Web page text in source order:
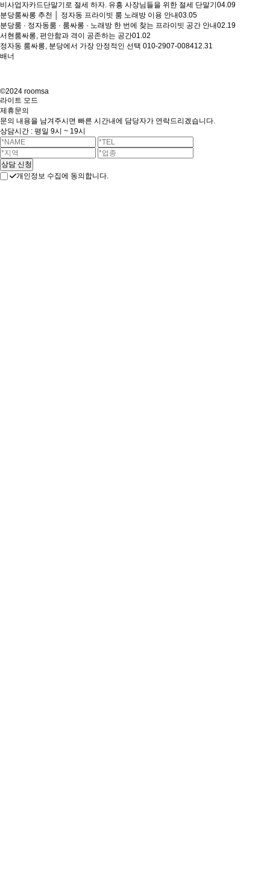
비사업자카드단말기로 절세 하자. 유흥 사장님들을 위한 절세 단말기 04.09
분당룸싸롱 추천 │ 정자동 프라이빗 룸 노래방 이용 안내03.05
분당룸 · 정자동룸 · 룸싸롱 · 노래방 한 번에 찾는 프라이빗 공간 안내02.19
서현룸싸롱, 편안함과 격이 공존하는 공간01.02
정자동 룸싸롱, 분당에서 가장 안정적인 선택 010-2907-008412.31
배너
©2024 roomsa
라이트 모드
제휴문의
문의 내용을 남겨주시면 빠른 시간내에 담당자가 연락드리겠습니다.
상담시간 : 평일 9시 ~ 19시
개인정보 수집에 동의합니다.